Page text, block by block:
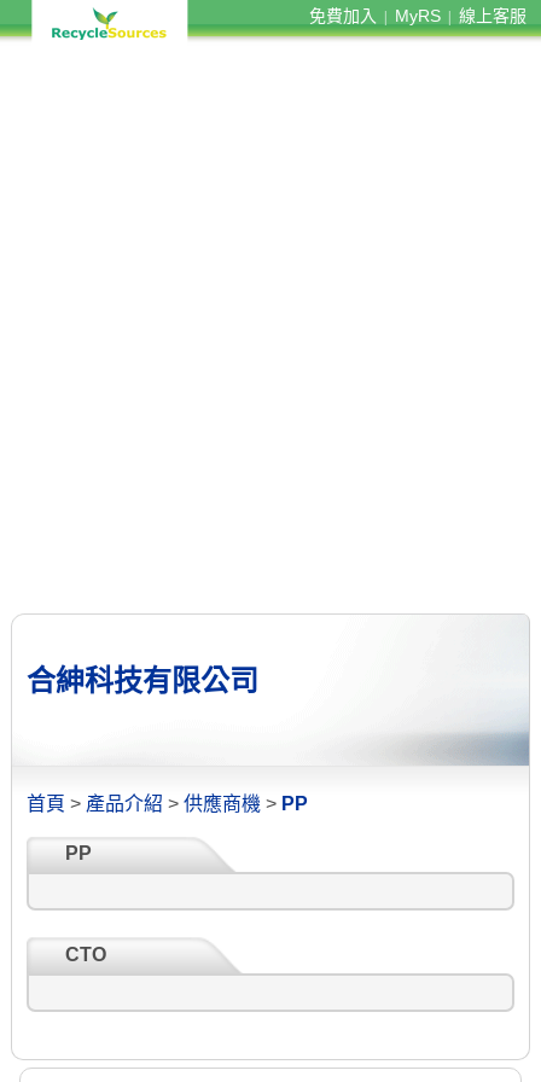
免費加入 MyRS 線上客服
合紳科技有限公司
首頁 > 產品介紹 > 供應商機 > PP
PP
CTO